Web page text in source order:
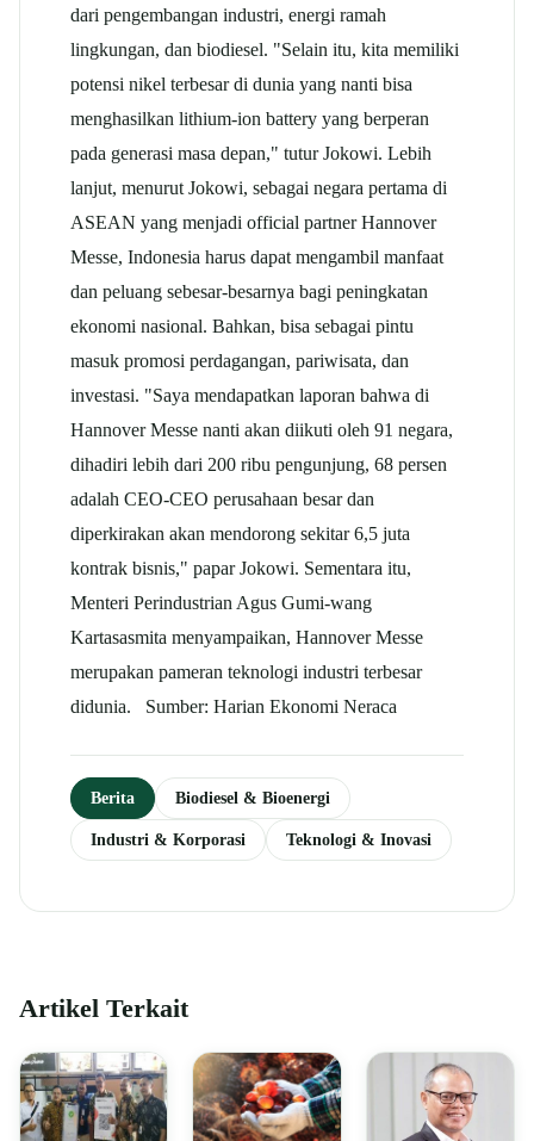
dari pengembangan industri, energi ramah
lingkungan, dan biodiesel. "Selain itu, kita memiliki
potensi nikel terbesar di dunia yang nanti bisa
menghasilkan lithium-ion battery yang berperan
pada generasi masa depan," tutur Jokowi. Lebih
lanjut, menurut Jokowi, sebagai negara pertama di
ASEAN yang menjadi official partner Hannover
Messe, Indonesia harus dapat mengambil manfaat
dan peluang sebesar-besarnya bagi peningkatan
ekonomi nasional. Bahkan, bisa sebagai pintu
masuk promosi perdagangan, pariwisata, dan
investasi. "Saya mendapatkan laporan bahwa di
Hannover Messe nanti akan diikuti oleh 91 negara,
dihadiri lebih dari 200 ribu pengunjung, 68 persen
adalah CEO-CEO perusahaan besar dan
diperkirakan akan mendorong sekitar 6,5 juta
kontrak bisnis," papar Jokowi. Sementara itu,
Menteri Perindustrian Agus Gumi-wang
Kartasasmita menyampaikan, Hannover Messe
merupakan pameran teknologi industri terbesar
didunia. Sumber: Harian Ekonomi Neraca
Berita Biodiesel & Bioenergi
Industri & Korporasi Teknologi & Inovasi
Artikel Terkait